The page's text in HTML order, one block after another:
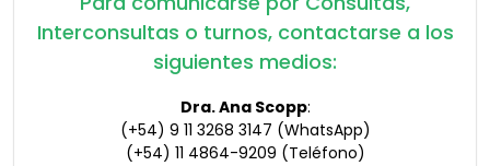
Interconsultas o turnos, contactarse a los
siguientes medios:
Dra. Ana Scopp:
(+54) 9 11 3268 3147 (WhatsApp)
(+54) 11 4864-9209 (Teléfono)